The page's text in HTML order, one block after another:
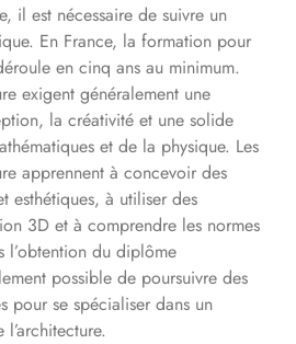
il est nécessaire de suivre un
En France, la formation pour
en cinq ans au minimum.
exigent généralement une
la créativité et une solide
et de la physique. Les
apprennent à concevoir des
esthétiques, à utiliser des
3D et à comprendre les normes
l’obtention du diplôme
possible de poursuivre des
pour se spécialiser dans un